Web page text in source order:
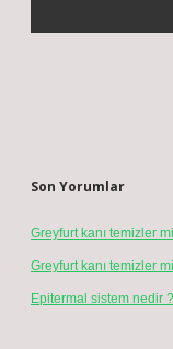
Son Yorumlar
Greyfurt kanı temizler
Greyfurt kanı temizler
Epitermal sistem nedir ?